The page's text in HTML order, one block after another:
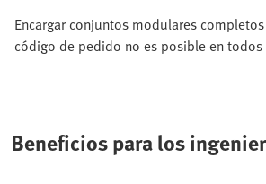
Encargar conjuntos modulares
código de pedido no es posible en todos
Beneficios para los